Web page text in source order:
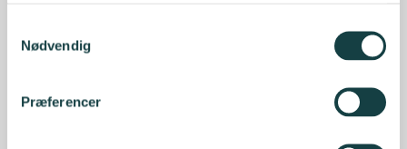
Nødvendig
Præferencer